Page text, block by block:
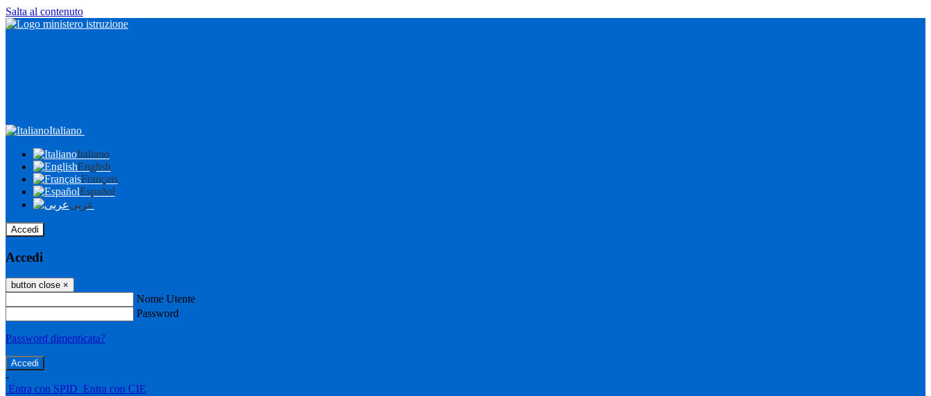
Salta al contenuto
Italiano
Italiano
English
Français
Español
عربى
Accedi
Accedi
button close ×
Nome Utente
Password
Password dimenticata?
-
Entra con SPID Entra con CIE